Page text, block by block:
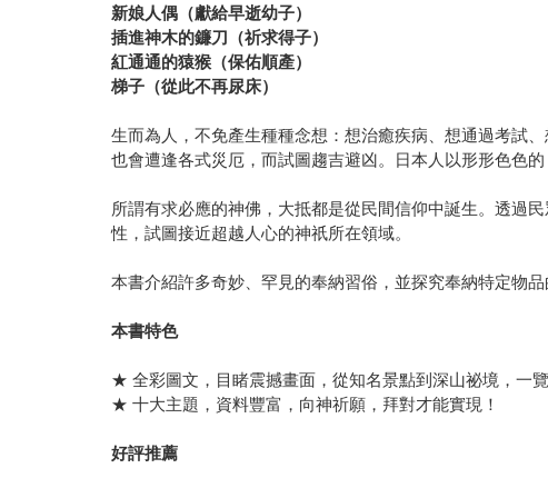
新娘人偶（獻給早逝幼子）
插進神木的鐮刀（祈求得子）
紅通通的猿猴（保佑順產）
梯子（從此不再尿床）
生而為人，不免產生種種念想：想治癒疾病、想通過考試
也會遭逢各式災厄，而試圖趨吉避凶。日本人以形形色色
所謂有求必應的神佛，大抵都是從民間信仰中誕生。透過
性，試圖接近超越人心的神祇所在領域。
本書介紹許多奇妙、罕見的奉納習俗，並探究奉納特定物
本書特色
★ 全彩圖文，目睹震撼畫面，從知名景點到深山祕境，一
★ 十大主題，資料豐富，向神祈願，拜對才能實現！
好評推薦